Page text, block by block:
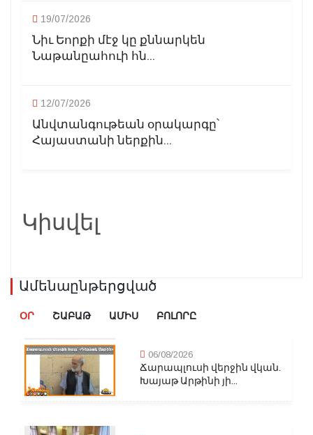
19/07/2026
Նիւ Եորքի մէջ կը քննարկեն
Նաթանըահուի հն...
12/07/2026
Անվտանգութեան օրակարգը՝
Հայաստանի ներքին...
Կիսվել
Ամենաընթերցված
ՕՐ ՇԱԲԱԹ ԱՄԻՍ ԲՈԼՈՐԸ
06/08/2026
Ճարապլուսի վերջին վկան.
Խայաթ Արթինի յի...